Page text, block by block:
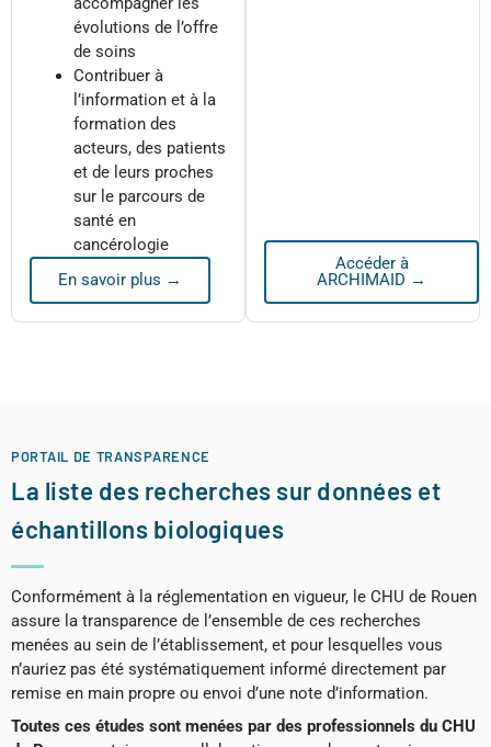
évolutions de l’offre
de soins
Contribuer à
l’information et à la
formation des
acteurs, des patients
et de leurs proches
sur le parcours de
santé en
cancérologie
En savoir plus →
Accéder à
ARCHIMAID →
PORTAIL DE TRANSPARENCE
La liste des recherches sur données et
échantillons biologiques
Conformément à la réglementation en vigueur, le CHU de Rouen
assure la transparence de l’ensemble de ces recherches
menées au sein de l’établissement, et pour lesquelles vous
n’auriez pas été systématiquement informé directement par
remise en main propre ou envoi d’une note d’information.
Toutes ces études sont menées par des professionnels du CHU